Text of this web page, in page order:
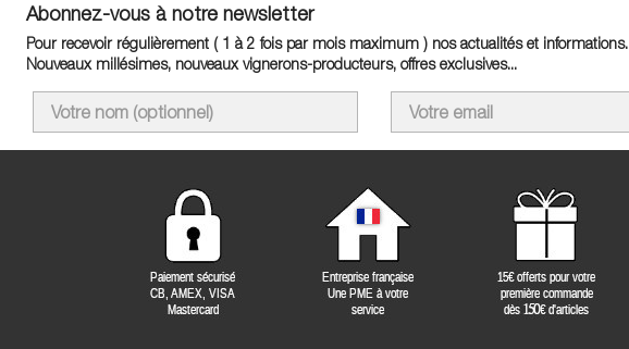
Abonnez-vous à notre newsletter
Pour recevoir régulièrement ( 1 à 2 fois par mois maximum ) nos actualités et informations.
Nouveaux millésimes, nouveaux vignerons-producteurs, offres exclusives...